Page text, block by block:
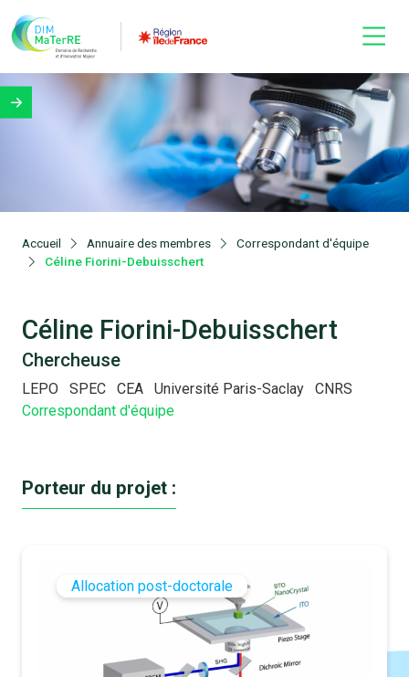
Accueil Annuaire des membres
Correspondant d'équipe
Céline Fiorini-Debuisschert
Céline Fiorini-Debuisschert
Chercheuse
LEPO SPEC CEA Université Paris-Saclay
CNRS
Correspondant d'équipe
Porteur du projet :
Allocation post-doctorale